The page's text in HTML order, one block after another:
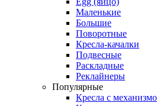
Маленькие
Большие
Поворотные
Кресла-качалки
Подвесные
Раскладные
Реклайнеры
Популярные
Кресла с